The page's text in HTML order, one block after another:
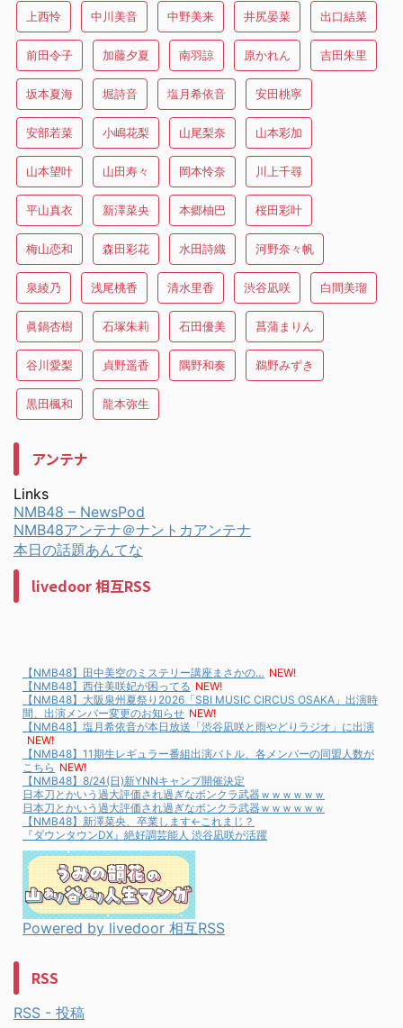
上西怜 中川美音 中野美来 井尻晏菜 出口結菜
前田令子 加藤夕夏 南羽諒 原かれん 吉田朱里
坂本夏海 堀詩音 塩月希依音 安田桃寧
安部若菜 小嶋花梨 山尾梨奈 山本彩加
山本望叶 山田寿々 岡本怜奈 川上千尋
平山真衣 新澤菜央 本郷柚巴 桜田彩叶
梅山恋和 森田彩花 水田詩織 河野奈々帆
泉綾乃 浅尾桃香 清水里香 渋谷凪咲 白間美瑠
眞鍋杏樹 石塚朱莉 石田優美 菖蒲まりん
谷川愛梨 貞野遥香 隅野和奏 鵜野みずき
黒田楓和 龍本弥生
アンテナ
Links
NMB48 – NewsPod
NMB48アンテナ＠ナントカアンテナ
本日の話題あんてな
livedoor 相互RSS
【NMB48】田中美空のミステリー講座まさかの… NEW!
【NMB48】西住美咲妃が困ってる NEW!
【NMB48】大阪泉州夏祭り2026「SBI MUSIC CIRCUS OSAKA」出演時
間、出演メンバー変更のお知らせ NEW!
【NMB48】塩月希依音が本日放送「渋谷凪咲と雨やどりラジオ」に出演
NEW!
【NMB48】11期生レギュラー番組出演バトル、各メンバーの同盟人数が
こちら NEW!
【NMB48】8/24(日)新YNNキャンプ開催決定
日本刀とかいう過大評価され過ぎなボンクラ武器ｗｗｗｗｗｗ
日本刀とかいう過大評価され過ぎなボンクラ武器ｗｗｗｗｗｗ
【NMB48】新澤菜央、卒業します←これまじ？
『ダウンタウンDX』絶好調芸能人 渋谷凪咲が活躍
Powered by livedoor 相互RSS
RSS
RSS - 投稿